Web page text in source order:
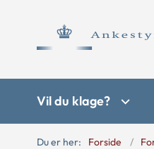
Vil du klage?
Du er her: Forside